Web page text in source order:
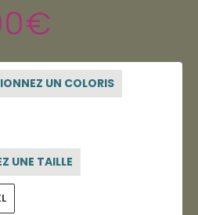
€
UN COLORIS
UNE TAILLE